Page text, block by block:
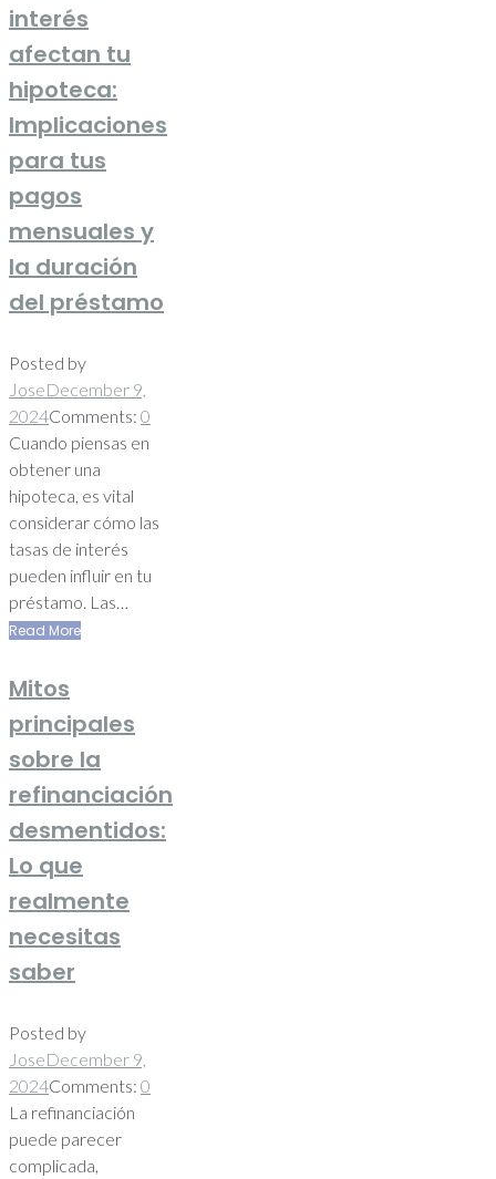
interés
afectan tu
hipoteca:
Implicaciones
para tus
pagos
mensuales y
la duración
del préstamo
Posted by
JoseDecember 9,
2024Comments: 0
Cuando piensas en
obtener una
hipoteca, es vital
considerar cómo las
tasas de interés
pueden influir en tu
préstamo. Las…
Read More
Mitos
principales
sobre la
refinanciación
desmentidos:
Lo que
realmente
necesitas
saber
Posted by
JoseDecember 9,
2024Comments: 0
La refinanciación
puede parecer
complicada,